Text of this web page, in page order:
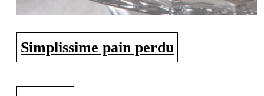
Simplissime pain perdu